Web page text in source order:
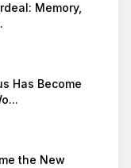
Memory,
Has Become
the New